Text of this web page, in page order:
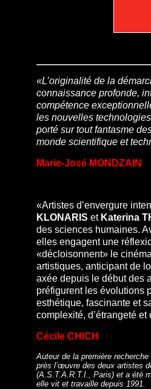
«L’originalité de la
connaissance profonde,
compétence
les nouvelles
porté sur tout fantasme
monde scientifique et
Marie-José MONDZAIN
«Artistes d’envergure
KLONARIS et Katerina
des sciences humaines.
elles engagent une
«décloisonnent» le
artistiques, anticipant de
axée depuis le début des
préfigurent les évolutions
esthétique, fascinante et
complexité, d’étrangeté et
Cécile CHICH
Auteur de la première
près l’œuvre des deux artistes
(A.S.T.A.R.T.I., Paris) et a été
elle vit et travaille depuis 1991.